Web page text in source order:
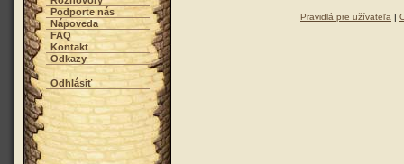
Podporte nás
Nápoveda
FAQ
Kontakt
Odkazy
Odhlásiť
Pravidlá pre užívateľa |